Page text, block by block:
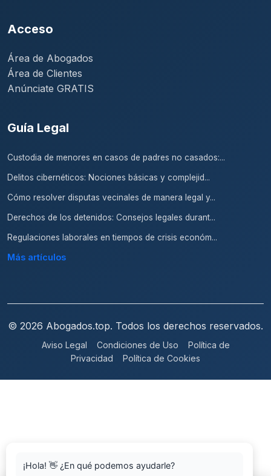
Acceso
Área de Abogados
Área de Clientes
Anúnciate GRATIS
Guía Legal
Custodia de menores en casos de padres no casados:...
Delitos cibernéticos: Nociones básicas y complejid...
Cómo resolver disputas vecinales de manera legal y...
Derechos de los detenidos: Consejos legales durant...
Regulaciones laborales en tiempos de crisis económ...
Más artículos
© 2026 Abogados.top. Todos los derechos reservados.
Aviso Legal Condiciones de Uso
Política de
Privacidad
Política de Cookies
¡Hola! 👋 ¿En qué podemos ayudarle?